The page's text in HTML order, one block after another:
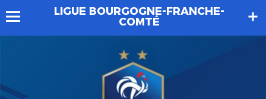
LIGUE BOURGOGNE-FRANCHE-
COMTÉ